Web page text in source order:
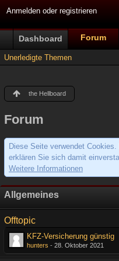
Anmelden oder registrieren
Dashboard Forum
Unerledigte Themen
the Hellboard
Forum
Diese Seite verwendet
erklären Sie sich damit
Weitere Informationen
Allgemeines
Offtopic
KFZ-Versicherung günstig
hunters - 28. Oktober 2021